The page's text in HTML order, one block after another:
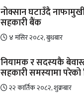
नोक्सान घटाउँदै नाफामुखी
सहकारी बैंक
४ मंसिर २०८२, बुधबार
नियामक र सदस्यकै
सहकारी समस्यामा परेको
२२ कार्तिक २०८२, शुक्रबार